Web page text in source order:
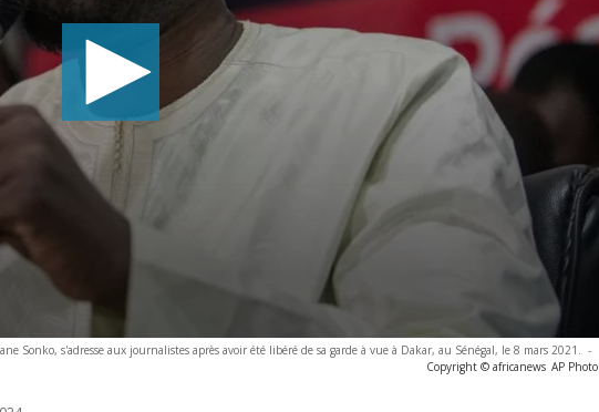
Sonko, s'adresse aux journalistes après avoir été libéré de sa garde à vue à Dakar, au Sénégal, le 8 mars 2021. -
Copyright © africanews AP Photo